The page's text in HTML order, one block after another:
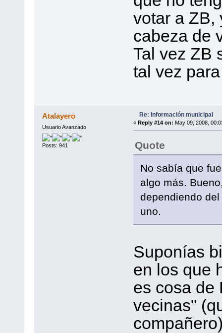
votar a ZB,
cabeza de
Tal vez ZB
tal vez
Atalayero
Usuario Avanzado
Posts: 941
Re: Información municipal
« Reply #14 on: May 09, 2008,
Quote
No sabía que
algo más.
dependiendo
uno.
Suponías
en los que
es cosa de
vecinas"